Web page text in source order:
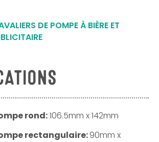
DE POMPE À BIÈRE ET
rond:106.5mm x 142mm
rectangulaire:90mm x